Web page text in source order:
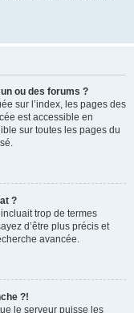
ou des forums ?
sur l’index, les pages des
est accessible en
sur toutes les pages du
?
trop de termes
d’être plus précis et
avancée.
?!
le serveur puisse les